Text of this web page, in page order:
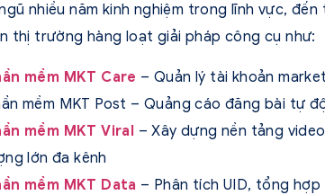
nhiều năm kinh nghiệm trong lĩnh vực,
thị trường hàng loạt giải pháp công cụ như:
mềm MKT Care – Quản lý tài khoản
mềm MKT Post – Quảng cáo đăng bài tự
mềm MKT Viral – Xây dựng nền tảng
lớn đa kênh
mềm MKT Data – Phân tích UID, tổng